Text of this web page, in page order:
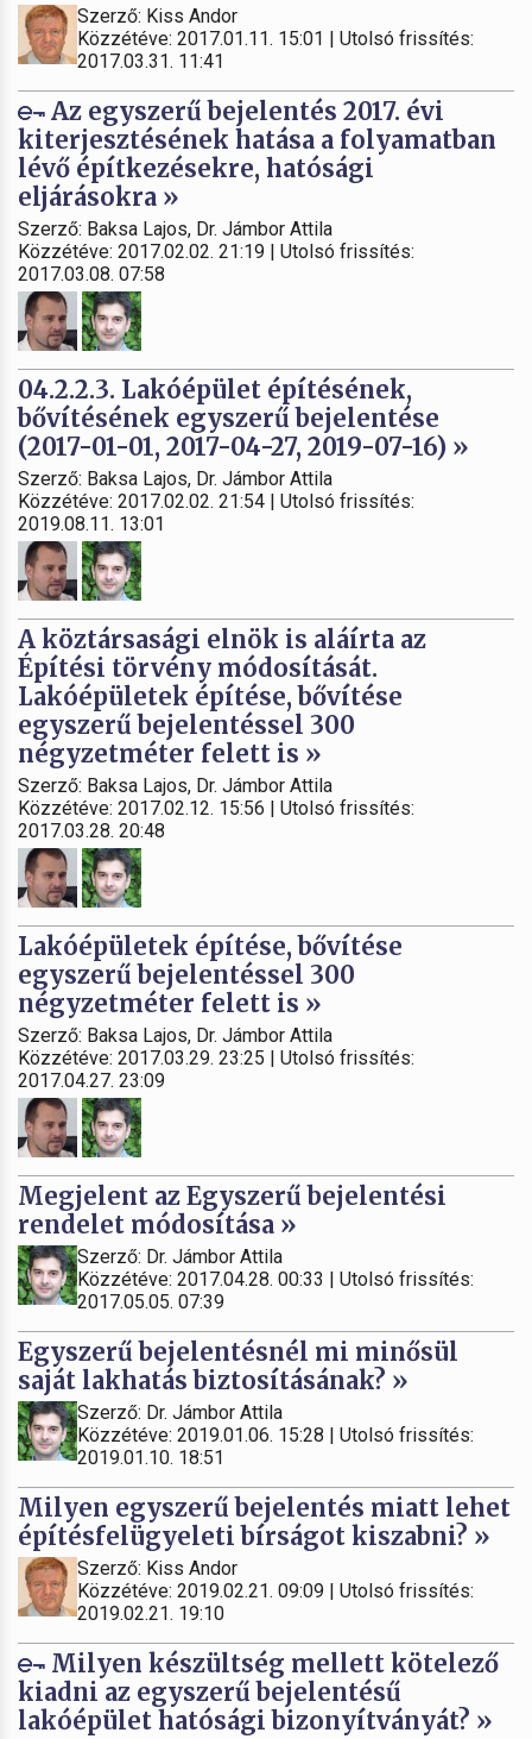
Szerző: Kiss Andor
Közzétéve: 2017.01.11. 15:01 | Utolsó frissítés:
2017.03.31. 11:41
Az egyszerű bejelentés 2017. évi
kiterjesztésének hatása a folyamatban
lévő építkezésekre, hatósági
eljárásokra »
Szerző: Baksa Lajos, Dr. Jámbor Attila
Közzétéve: 2017.02.02. 21:19 | Utolsó frissítés:
2017.03.08. 07:58
04.2.2.3. Lakóépület építésének,
bővítésének egyszerű bejelentése
(2017-01-01, 2017-04-27, 2019-07-16) »
Szerző: Baksa Lajos, Dr. Jámbor Attila
Közzétéve: 2017.02.02. 21:54 | Utolsó frissítés:
2019.08.11. 13:01
A köztársasági elnök is aláírta az
Építési törvény módosítását.
Lakóépületek építése, bővítése
egyszerű bejelentéssel 300
négyzetméter felett is »
Szerző: Baksa Lajos, Dr. Jámbor Attila
Közzétéve: 2017.02.12. 15:56 | Utolsó frissítés:
2017.03.28. 20:48
Lakóépületek építése, bővítése
egyszerű bejelentéssel 300
négyzetméter felett is »
Szerző: Baksa Lajos, Dr. Jámbor Attila
Közzétéve: 2017.03.29. 23:25 | Utolsó frissítés:
2017.04.27. 23:09
Megjelent az Egyszerű bejelentési
rendelet módosítása »
Szerző: Dr. Jámbor Attila
Közzétéve: 2017.04.28. 00:33 | Utolsó frissítés:
2017.05.05. 07:39
Egyszerű bejelentésnél mi minősül
saját lakhatás biztosításának? »
Szerző: Dr. Jámbor Attila
Közzétéve: 2019.01.06. 15:28 | Utolsó frissítés:
2019.01.10. 18:51
Milyen egyszerű bejelentés miatt lehet
építésfelügyeleti bírságot kiszabni? »
Szerző: Kiss Andor
Közzétéve: 2019.02.21. 09:09 | Utolsó frissítés:
2019.02.21. 19:10
Milyen készültség mellett kötelező
kiadni az egyszerű bejelentésű
lakóépület hatósági bizonyítványát? »